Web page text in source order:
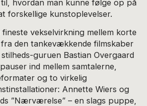
hvordan man kunne følge op på
forskellige kunstoplevelser.
vekselvirkning mellem korte
den tankevækkende filmskaber
guruen Bastian Overgaard
ind mellem samtalerne,
og to virkelig
Annette Wiers og
”Nærværelse” – en slags puppe,